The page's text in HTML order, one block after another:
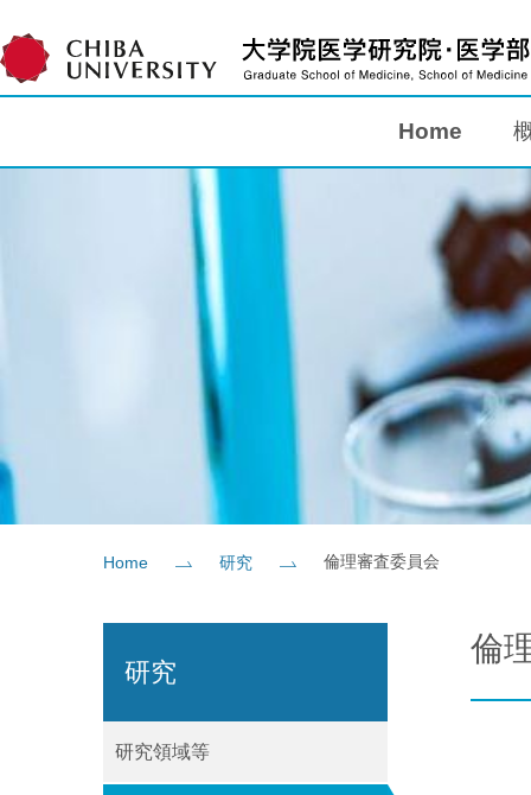
Home
入学案内
在学生・教員の方お問い
Home
Home 研究 倫理審査委員会
倫
研究
研究領域等